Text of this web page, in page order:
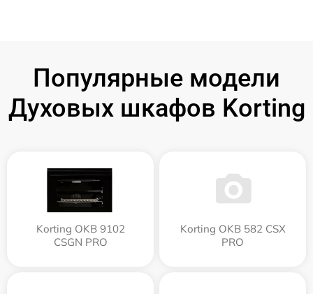
Популярные модели
Духовых шкафов Korting
Korting OKB 9102
CSGN PRO
Korting OKB 582 CSX
PRO